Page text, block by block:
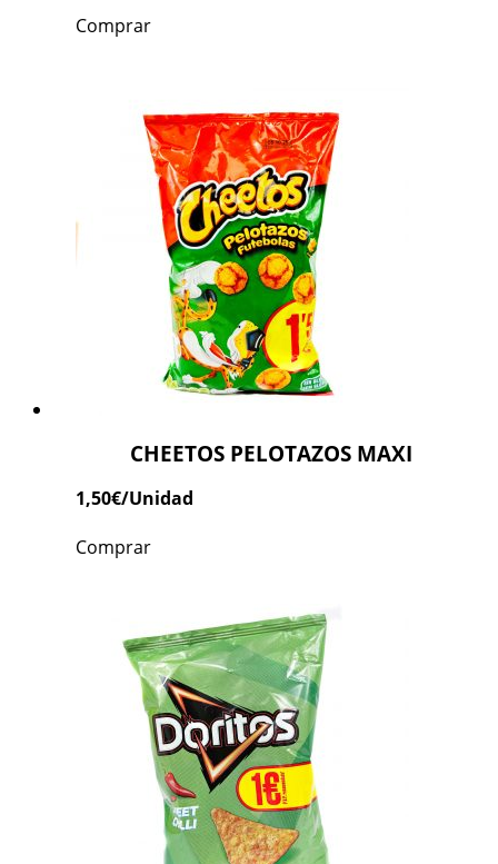
Comprar
CHEETOS PELOTAZOS MAXI
1,50€/Unidad
Comprar